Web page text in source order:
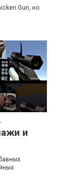
Gun, но
и